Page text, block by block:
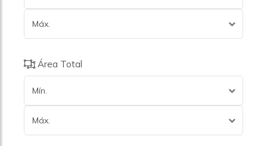
Máx.
Área Total
Mín.
Máx.